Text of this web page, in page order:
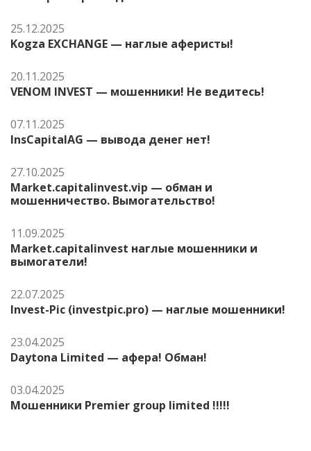
25.12.2025
Kogza EXCHANGE — наглые аферисты!
20.11.2025
VENOM INVEST — мошенники! Не ведитесь!
07.11.2025
InsCapitalAG — вывода денег нет!
27.10.2025
Market.capitalinvest.vip — обман и
мошенничество. Вымогательство!
11.09.2025
Market.capitalinvest наглые мошенники и
вымогатели!
22.07.2025
Invest-Pic (investpic.pro) — наглые мошенники!
23.04.2025
Daytona Limited — афера! Обман!
03.04.2025
Мошенники Premier group limited !!!!!